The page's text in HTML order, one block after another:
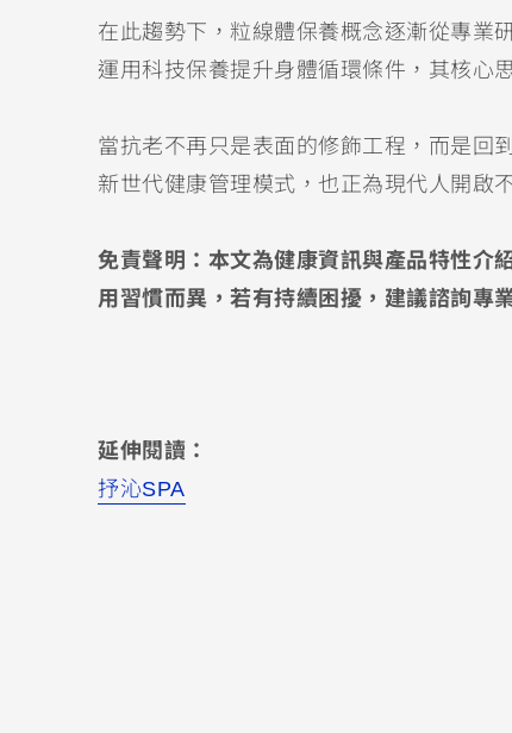
在此趨勢下，粒線體保養概念逐漸從專業
運用科技保養提升身體循環條件，其核心
當抗老不再只是表面的修飾工程，而是回
新世代健康管理模式，也正為現代人開啟
免責聲明：本文為健康資訊與產品特性介
用習慣而異，若有持續困擾，建議諮詢專
延伸閱讀：
抒沁SPA